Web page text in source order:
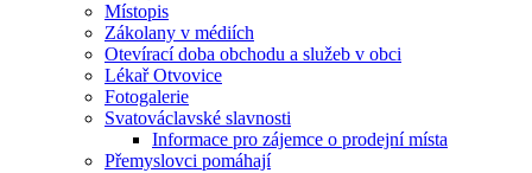
Místopis
Zákolany v médiích
Otevírací doba obchodu a služeb v obci
Lékař Otvovice
Fotogalerie
Svatováclavské slavnosti
Informace pro zájemce o prodejní místa
Přemyslovci pomáhají